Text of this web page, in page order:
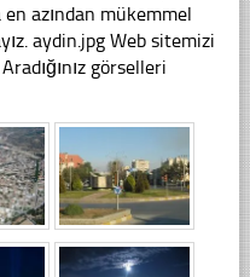
azından mükemmel
aydin.jpg Web sitemizi
görselleri